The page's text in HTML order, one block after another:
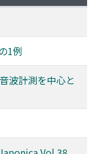
1例
波計測を中心と